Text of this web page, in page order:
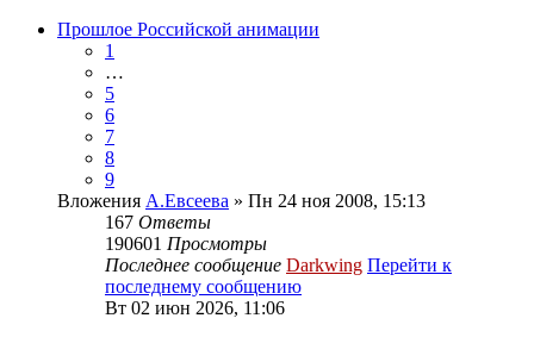
Прошлое Российской анимации
1
…
5
6
7
8
9
Вложения А.Евсеева » Пн 24 ноя 2008, 15:13
167 Ответы
190601 Просмотры
Последнее сообщение Darkwing Перейти к
последнему сообщению
Вт 02 июн 2026, 11:06